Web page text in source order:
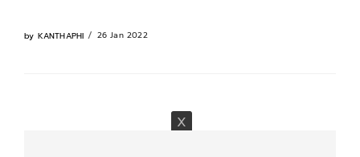
by KANTHAPHI 26 Jan 2022